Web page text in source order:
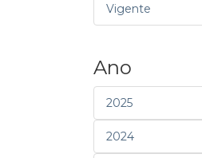
Vigente
Ano
2025
2024